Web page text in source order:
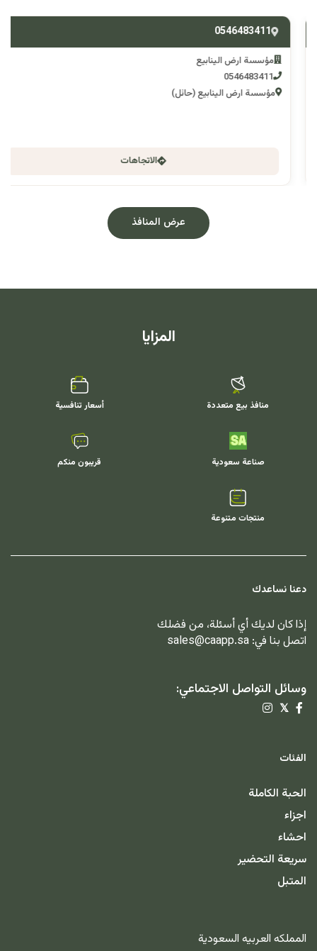
0546483411
مؤسسة ارض الينابيع
0546483411
مؤسسة ارض الينابيع (حائل)
الاتجاهات
عرض المنافذ
المزايا
منافذ بيع متعددة أسعار تنافسية
صناعة سعودية قريبون منكم
منتجات متنوعة
دعنا نساعدك
إذا كان لديك أي أسئلة، من فضلك
اتصل بنا في: sales@caapp.sa
وسائل التواصل الاجتماعي:
𝕏
الفئات
الحبة الكاملة
اجزاء
احشاء
سريعة التحضير
المتبل
المملكه العربيه السعودية